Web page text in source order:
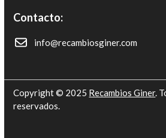
Contacto:
info@recambiosginer.com
Copyright © 2025 Recambios Giner.
reservados.